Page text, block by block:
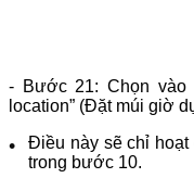
- Bước 21: Chọn vào
location” (Đặt múi giờ
Điều này sẽ chỉ hoạt
trong bước 10.